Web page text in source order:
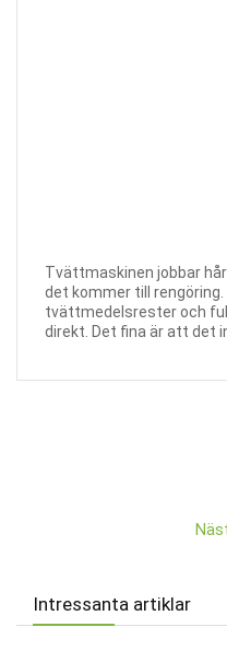
Tvättmaskinen jobbar
det kommer till
tvättmedelsrester och
direkt. Det fina är att det
Intressanta artiklar